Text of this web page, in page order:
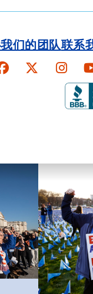
我们的团队联系
Faceboook
X